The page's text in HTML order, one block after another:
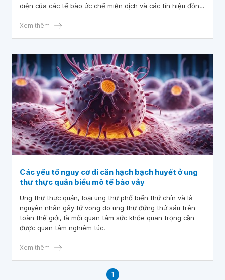
diện của các tế bào ức chế miễn dịch và các tín hiệu đồng
Xem thêm
Các yếu tố nguy cơ di căn hạch bạch huyết ở ung
thư thực quản biểu mô tế bào vảy
Ung thư thực quản, loại ung thư phổ biến thứ chín và là
nguyên nhân gây tử vong do ung thư đứng thứ sáu trên
toàn thế giới, là mối quan tâm sức khỏe quan trọng cần
được quan tâm nghiêm túc.
Xem thêm
1